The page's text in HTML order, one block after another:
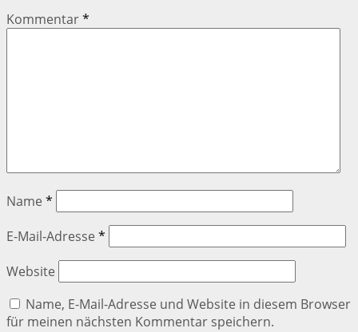
Kommentar*
Name *
E-Mail-Adresse *
Website
Name, E-Mail-Adresse und Website in diesem Browser
für meinen nächsten Kommentar speichern.